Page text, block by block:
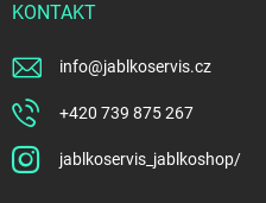
KONTAKT
info@jablkoservis.cz
+420 739 875 267
jablkoservis_jablkoshop/